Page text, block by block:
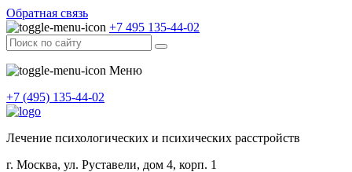
Обратная связь
+7 495 135-44-02
Меню
+7 (495) 135-44-02
Лечение психологических и психических расстройств
г. Москва, ул. Руставели, дом 4, корп. 1